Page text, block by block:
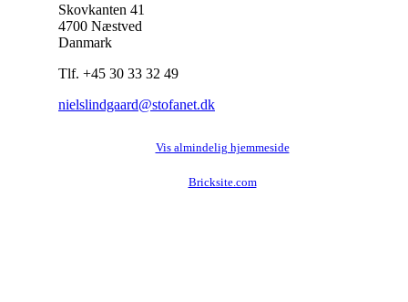
Skovkanten 41
4700 Næstved
Danmark
Tlf. +45 30 33 32 49
nielslindgaard@stofanet.dk
Vis almindelig hjemmeside
Bricksite.com